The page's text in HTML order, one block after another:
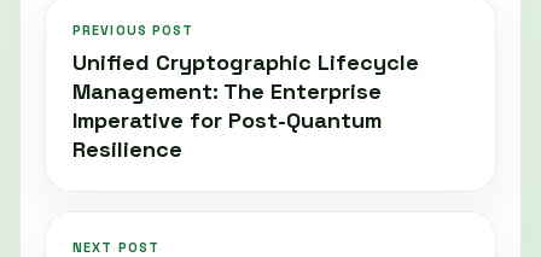
PREVIOUS POST
Unified Cryptographic Lifecycle
Management: The Enterprise
Imperative for Post-Quantum
Resilience
NEXT POST